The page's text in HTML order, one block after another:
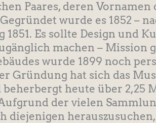
Paares, deren Vornamen
wurde es 1852 –
Es sollte Design und
machen – Mission
wurde 1899 noch
Gründung hat sich das
beherbergt heute über 2,25
der vielen
diejenigen